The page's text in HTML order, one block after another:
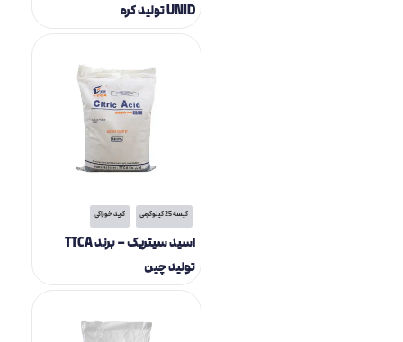
UNID تولید کره
کیسه 25 کیلوگرمی گرید خوراکی
اسید سیتریک – برند TTCA
تولید چین